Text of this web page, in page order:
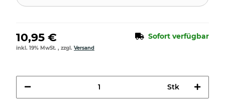
10,95 € Sofort verfügbar
inkl. 19% MwSt. , zzgl. Versand
Stk